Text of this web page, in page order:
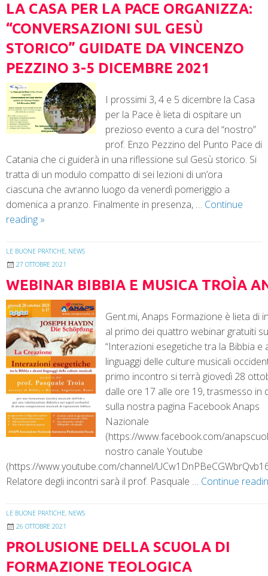
LA CASA PER LA PACE ORGANIZZA:
“CONVERSAZIONI SUL GESÙ
STORICO” GUIDATE DA VINCENZO
PEZZINO 3-5 DICEMBRE 2021
I prossimi 3, 4 e 5 dicembre la Casa
per la Pace è lieta di ospitare un
prezioso evento a cura del “nostro”
prof. Enzo Pezzino del Punto Pace di
Catania che ci guiderà in una riflessione sul Gesù storico. Si
tratta di un modulo compatto di sei lezioni di un’ora
ciascuna che avranno luogo da venerdì pomeriggio a
domenica a pranzo. Finalmente in presenza, … Continue
reading »
LE BUONE PRATICHE, NEWS
27 OTTOBRE 2021
WEBINAR BIBBIA E MUSICA TROÌA
Gent.mi, Anaps Formazione è lieta di
al primo dei quattro webinar gratuiti
“Interazioni esegetiche tra la Bibbia e
linguaggi delle culture musicali
primo incontro si terrà giovedì 28
dalle ore 17 alle ore 19, trasmesso in
sulla nostra pagina Facebook Anaps
Nazionale
(https://www.facebook.com/
nostro canale Youtube
(https://www.youtube.com/channel/
Relatore degli incontri sarà il prof. Pasquale … Continue
LE BUONE PRATICHE, NEWS
26 OTTOBRE 2021
PROLUSIONE DELLA SCUOLA DI
FORMAZIONE TEOLOGICA